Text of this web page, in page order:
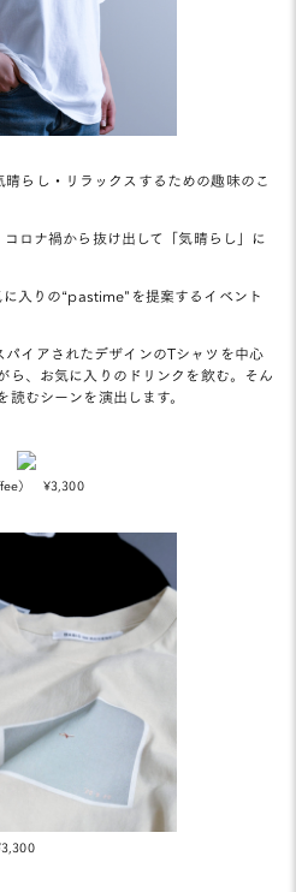
らし・リラックスするための趣味のこ
ロナ禍から抜け出して「気晴らし」に
入りの“pastime”を提案するイベント
イアされたデザインのTシャツを中心
ら、お気に入りのドリンクを飲む。そん
むシーンを演出します。
） ¥3,300